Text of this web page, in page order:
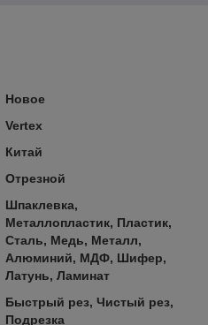
Новое
Vertex
Китай
Отрезной
Шпаклевка,
Металлопластик, Пластик,
Сталь, Медь, Металл,
Алюминий, МДФ, Шифер,
Латунь, Ламинат
Быстрый рез, Чистый рез,
Подрезка